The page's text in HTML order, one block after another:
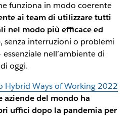
funziona in modo coerente
ai team di utilizzare tutti
nel modo più efficace ed
, senza interruzioni o problemi
nell’ambiente di
oggi.
Hybrid Ways of Working 2022
aziende del mondo ha
uffici dopo la pandemia per